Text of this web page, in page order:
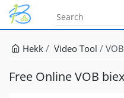
Hekk Video Tool
Free Online VOB